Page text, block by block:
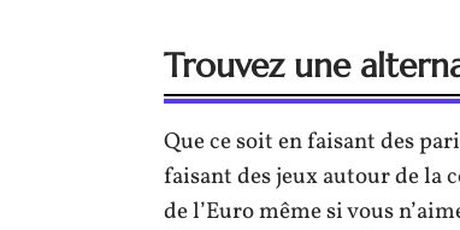
Trouvez une
Que ce soit en faisant des
faisant des jeux autour de
de l’Euro même si vous